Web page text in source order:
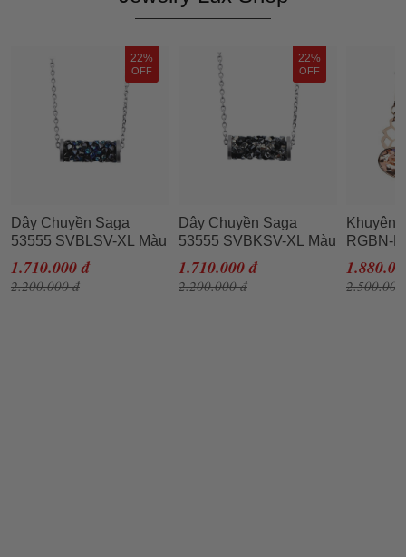
22%
OFF
Dây Chuyền Saga
53555 SVBLSV-XL Màu
Bạc
1.710.000 đ
2.200.000 đ
22%
OFF
Dây Chuyền Saga
53555 SVBKSV-XL Màu
Bạc
1.710.000 đ
2.200.000 đ
Khuyên
RGBN-
Hồng